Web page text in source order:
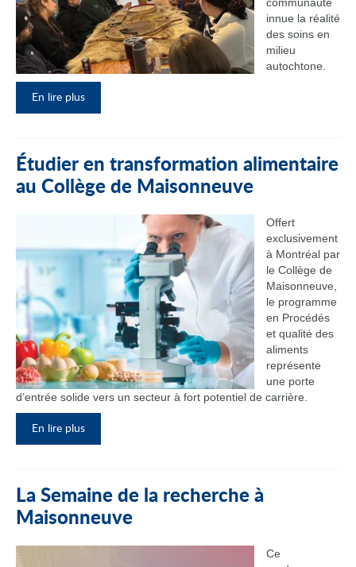
innue la réalité
des soins en
milieu
autochtone.
En lire plus
Étudier en transformation alimentaire
au Collège de Maisonneuve
Offert
exclusivement
à Montréal par
le Collège de
Maisonneuve,
le programme
en Procédés
et qualité des
aliments
représente
une porte
d’entrée solide vers un secteur à fort potentiel de carrière.
En lire plus
La Semaine de la recherche à
Maisonneuve
Ce